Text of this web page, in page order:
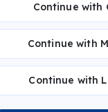
Continue with
Continue with
Continue with